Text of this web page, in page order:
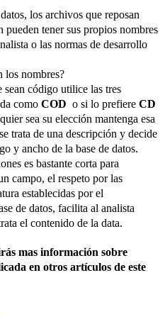
los archivos que reposan
tener sus propios nombres
o las normas de desarrollo
los nombres?
sean código utilice las tres
como COD o si lo prefiere CD
sea su elección mantenga esa
trata de una descripción y decide
y ancho de la base de datos.
es bastante corta para
campo, el respeto por las
establecidas por el
de datos, facilita al analista
el contenido de la data.
mas información sobre
en otros artículos de este